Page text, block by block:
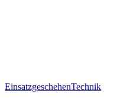
EinsatzgeschehenTechnik